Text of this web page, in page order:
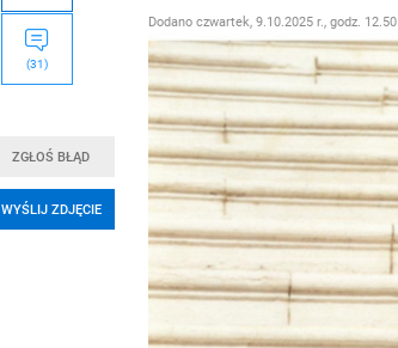
(31)
ZGŁOŚ BŁĄD
WYŚLIJ ZDJĘCIE
Dodano czwartek, 9.10.2025 r., godz. 12.50